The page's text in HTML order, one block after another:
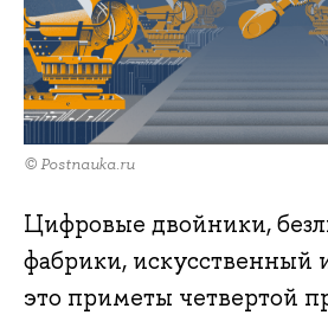
© Postnauka.ru
Цифровые двойники,
фабрики, искусственный
это приметы четвертой